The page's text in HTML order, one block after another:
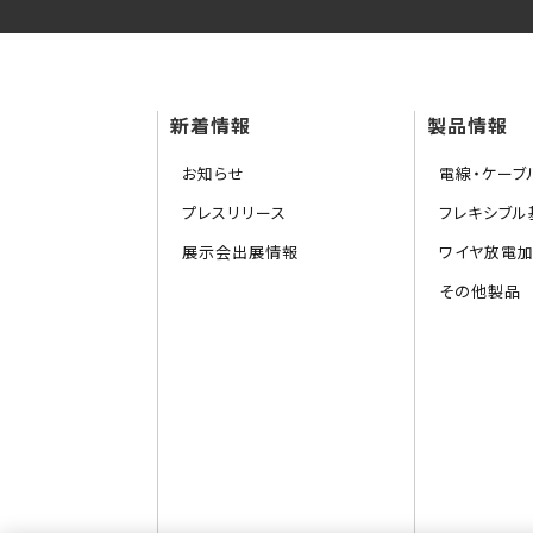
新着情報
お知らせ
プレスリリース
展示会出展情報
製品情報
電線・ケーブ
フレキシブル
ワイヤ放電
その他製品